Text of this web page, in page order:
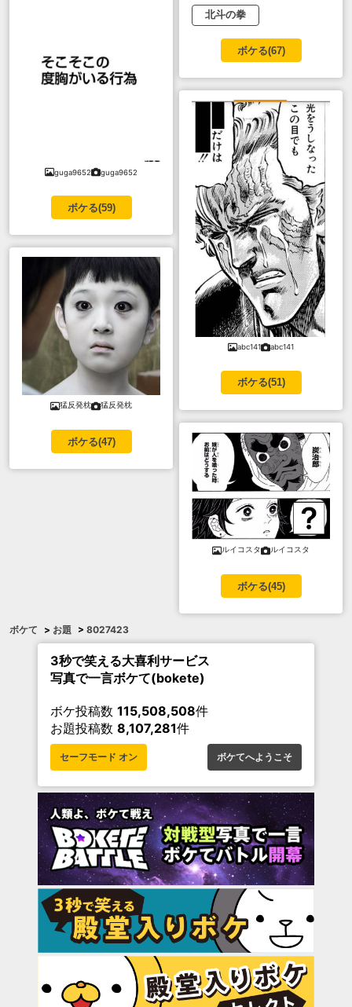
guga9652 guga9652
ボケる(59)
猛反発枕 猛反発枕
ボケる(47)
北斗の拳
ボケる(67)
abc141 abc141
ボケる(51)
ルイコスタ ルイコスタ
ボケる(45)
ボケて > お題 > 8027423
3秒で笑える大喜利サービス
写真で一言ボケて(bokete)
ボケ投稿数 115,508,508件
お題投稿数 8,107,281件
セーフモード オン ボケてへようこそ